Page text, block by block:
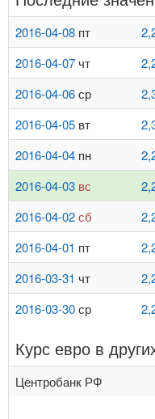
2016-04-08 пт
2016-04-07 чт
2016-04-06ср
2016-04-05 вт
2016-04-04 пн
2016-04-03 вс
2016-04-02сб
2016-04-01 пт
2016-03-31 чт
2016-03-30ср
Курс евро в
Центробанк РФ